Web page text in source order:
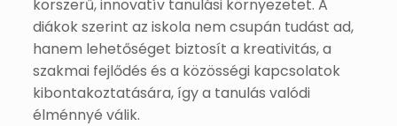
korszerű, innovatív tanulási környezetet. A
diákok szerint az iskola nem csupán tudást ad,
hanem lehetőséget biztosít a kreativitás, a
szakmai fejlődés és a közösségi kapcsolatok
kibontakoztatására, így a tanulás valódi
élménnyé válik.